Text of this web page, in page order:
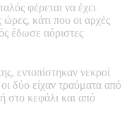
φέρεται να έχει
ώρες, κάτι που οι αρχές
έδωσε αόριστες
εντοπίστηκαν νεκροί
δύο είχαν τραύματα από
στο κεφάλι και από